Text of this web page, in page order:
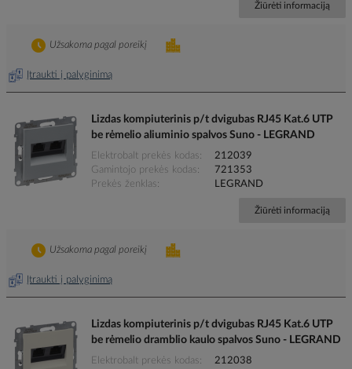
Žiūrėti informaciją
Įtraukti į palyginimą
Užsakoma pagal poreikį
Lizdas kompiuterinis p/t dvigubas RJ45 Kat.6 UTP
be rėmelio aliuminio spalvos Suno - LEGRAND
Elektrobalt prekės kodas
212039
Gamintojo prekės kodas
721353
Prekės ženklas
LEGRAND
Žiūrėti informaciją
Įtraukti į palyginimą
Užsakoma pagal poreikį
Lizdas kompiuterinis p/t dvigubas RJ45 Kat.6 UTP
be rėmelio dramblio kaulo spalvos Suno - LEGRAND
Elektrobalt prekės kodas
212038